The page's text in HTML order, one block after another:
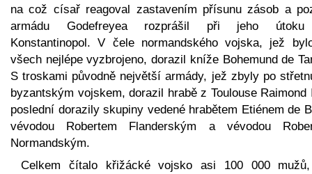
na což císař reagoval zastavením přísunu zásob a
armádu Godefreyea rozprášil při jeho
Konstantinopol. V čele normandského vojska, jež
všech nejlépe vyzbrojeno, dorazil kníže Bohemund de
S troskami původně největší armády, jež zbyly po
byzantským vojskem, dorazil hrabě z Toulouse Raimond
poslední dorazily skupiny vedené hrabětem Etiénem de
vévodou Robertem Flanderským a vévodou
Normandským.
Celkem čítalo křižácké vojsko asi 100 000